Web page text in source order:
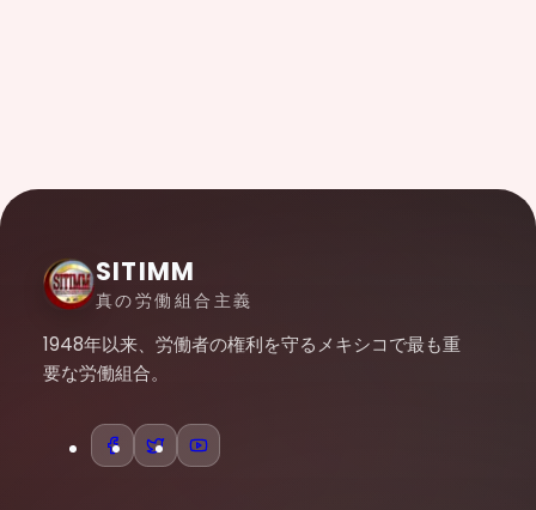
SITIMM
真の労働組合主義
1948年以来、労働者の権利を守るメキシコで最も重
要な労働組合。